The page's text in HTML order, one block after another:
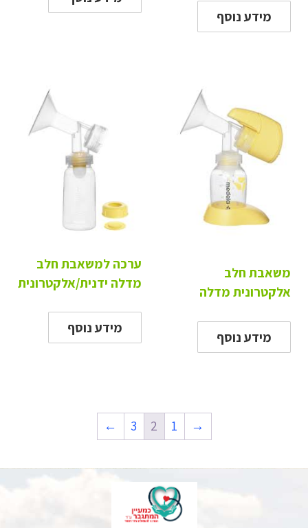
מידע נוסף
משאבת חלב
אלקטרונית מדלה
מידע נוסף
ערכה למשאבת חלב
מדלה ידנית/אלקטרונית
מידע נוסף
→
1
2
3
←